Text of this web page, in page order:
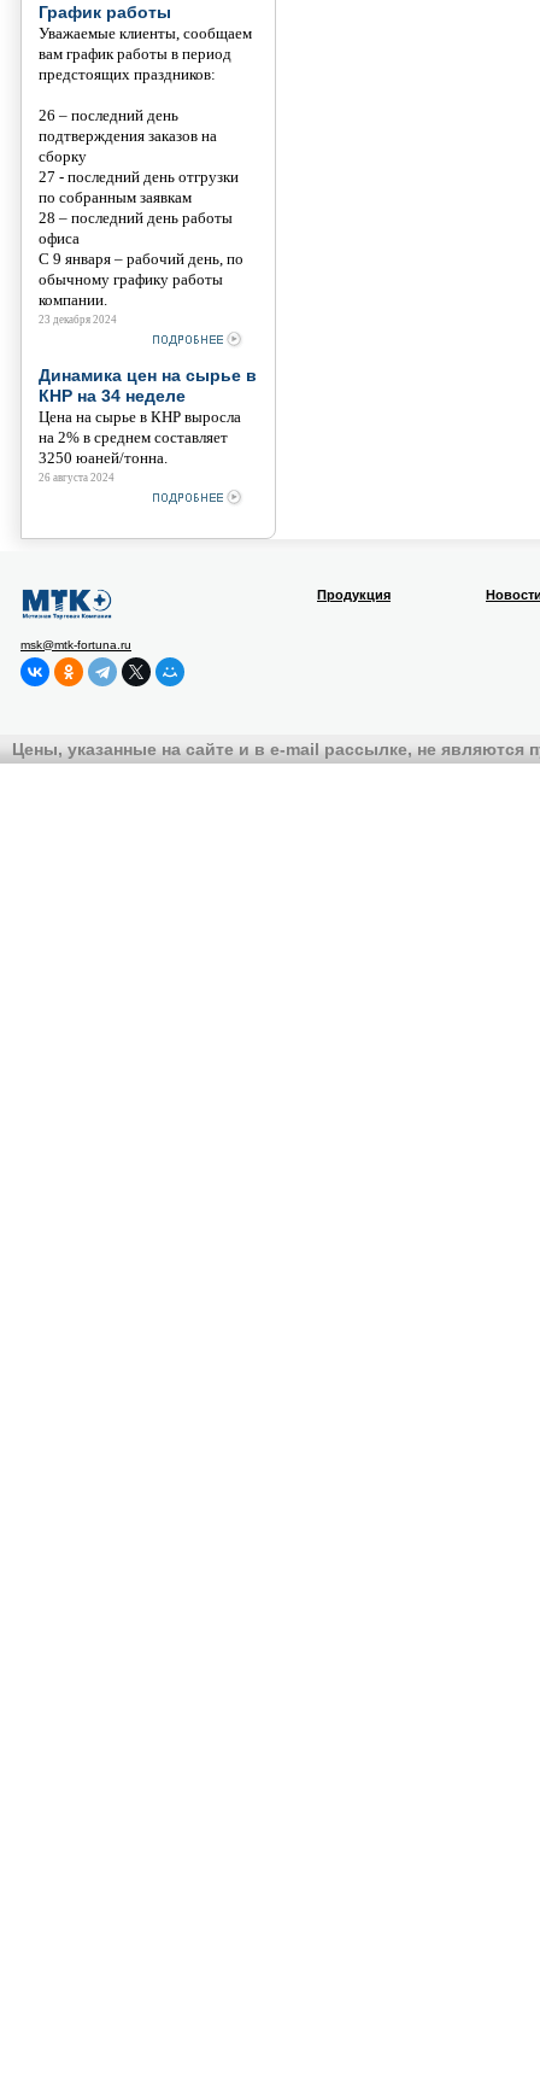
График работы
Уважаемые клиенты, сообщаем
вам график работы в период
предстоящих праздников:
26 – последний день
подтверждения заказов на
сборку
27 - последний день отгрузки
по собранным заявкам
28 – последний день работы
офиса
С 9 января – рабочий день, по
обычному графику работы
компании.
23 декабря 2024
Динамика цен на сырье в
КНР на 34 неделе
Цена на сырье в КНР выросла
на 2% в среднем составляет
3250 юаней/тонна.
26 августа 2024
msk@mtk-fortuna.ru
Продукция
Цены, указанные на сайте и в e-mail рассылке, не являются